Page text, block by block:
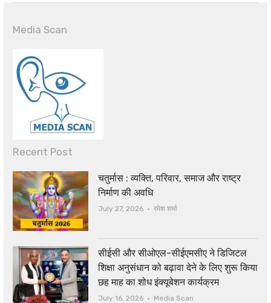
Media Scan
Recent Post
चतुर्मास : व्यक्ति, परिवार, समाज और राष्ट्र
निर्माण की अवधि
July 27, 2026 Author
रमेश शर्मा
सीईसी और सीओएल-सीईएमसीए ने डिजिटल
शिक्षा अनुसंधान को बढ़ावा देने के लिए शुरू किया
छह माह का शोध इंक्यूबेशन कार्यक्रम
July 16, 2026 Author
Media Scan